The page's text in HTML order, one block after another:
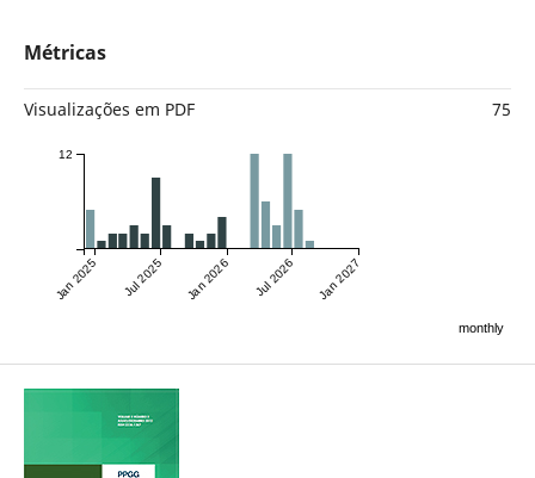
Métricas
Visualizações em PDF 75
Jan 2025 Jul 2025 Jan 2026 Jul 2026 Jan 2027
12
monthly